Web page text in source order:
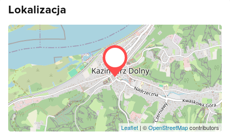
Lokalizacja
Leaflet | ©OpenStreetMapcontributors